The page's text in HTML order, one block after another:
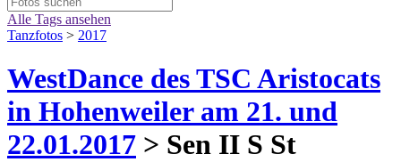
Alle Tags ansehen
Tanzfotos > 2017
WestDance des TSC Aristocats
in Hohenweiler am 21. und
22.01.2017 > Sen II S St